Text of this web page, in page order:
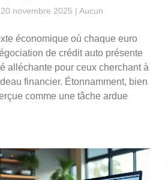
20 novembre 2025
Aucun
économique où chaque euro
de crédit auto présente
alléchante pour ceux cherchant à
financier. Étonnamment, bien
comme une tâche ardue